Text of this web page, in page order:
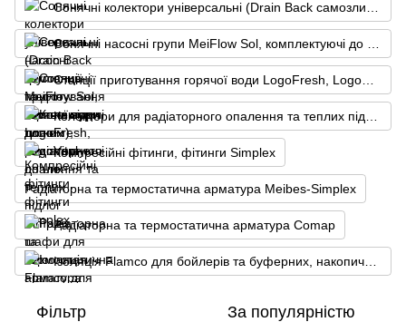
Компресійні фітинги, фітинги Simplex
Радіаторна та термостатична арматура Meibes-Simplex
Радіаторна та термостатична арматура Comap
Фільтр За популярністю